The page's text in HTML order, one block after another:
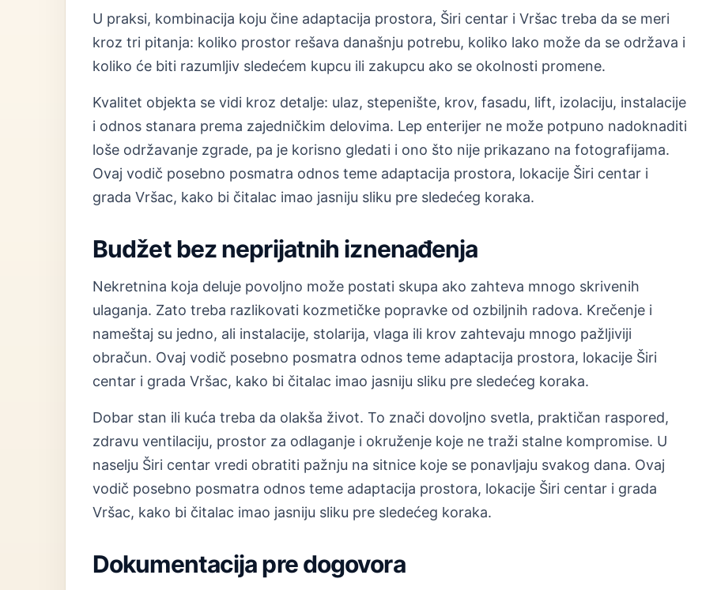
U praksi, kombinacija koju čine adaptacija prostora, Širi centar i Vršac treba da se meri
kroz tri pitanja: koliko prostor rešava današnju potrebu, koliko lako može da se održava i
koliko će biti razumljiv sledećem kupcu ili zakupcu ako se okolnosti promene.
Kvalitet objekta se vidi kroz detalje: ulaz, stepenište, krov, fasadu, lift, izolaciju, instalacije
i odnos stanara prema zajedničkim delovima. Lep enterijer ne može potpuno nadoknaditi
loše održavanje zgrade, pa je korisno gledati i ono što nije prikazano na fotografijama.
Ovaj vodič posebno posmatra odnos teme adaptacija prostora, lokacije Širi centar i
grada Vršac, kako bi čitalac imao jasniju sliku pre sledećeg koraka.
Budžet bez neprijatnih iznenađenja
Nekretnina koja deluje povoljno može postati skupa ako zahteva mnogo skrivenih
ulaganja. Zato treba razlikovati kozmetičke popravke od ozbiljnih radova. Krečenje i
nameštaj su jedno, ali instalacije, stolarija, vlaga ili krov zahtevaju mnogo pažljiviji
obračun. Ovaj vodič posebno posmatra odnos teme adaptacija prostora, lokacije Širi
centar i grada Vršac, kako bi čitalac imao jasniju sliku pre sledećeg koraka.
Dobar stan ili kuća treba da olakša život. To znači dovoljno svetla, praktičan raspored,
zdravu ventilaciju, prostor za odlaganje i okruženje koje ne traži stalne kompromise. U
naselju Širi centar vredi obratiti pažnju na sitnice koje se ponavljaju svakog dana. Ovaj
vodič posebno posmatra odnos teme adaptacija prostora, lokacije Širi centar i grada
Vršac, kako bi čitalac imao jasniju sliku pre sledećeg koraka.
Dokumentacija pre dogovora